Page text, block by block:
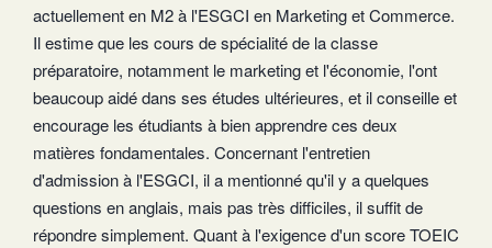
actuellement en M2 à l'ESGCI en Marketing et Commerce.
Il estime que les cours de spécialité de la classe
préparatoire, notamment le marketing et l'économie, l'ont
beaucoup aidé dans ses études ultérieures, et il conseille et
encourage les étudiants à bien apprendre ces deux
matières fondamentales. Concernant l'entretien
d'admission à l'ESGCI, il a mentionné qu'il y a quelques
questions en anglais, mais pas très difficiles, il suffit de
répondre simplement. Quant à l'exigence d'un score TOEIC